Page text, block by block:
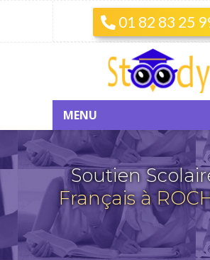
01 82 83 25
MENU
Soutien
Français à